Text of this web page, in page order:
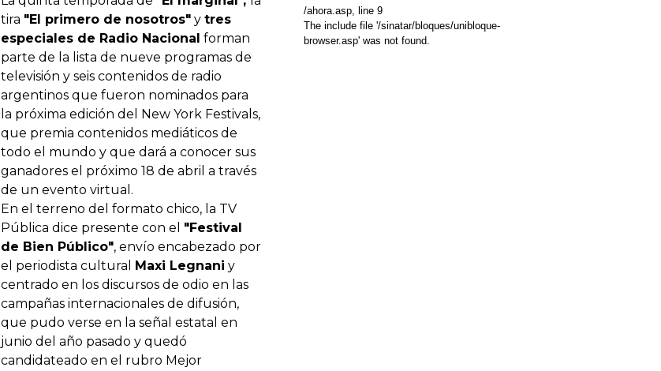
tira "El primero de nosotros"y tres
especiales de Radio Nacional forman
parte de la lista de nueve programas de
televisión y seis contenidos de radio
argentinos que fueron nominados para
la próxima edición del New York Festivals,
que premia contenidos mediáticos de
todo el mundo y que dará a conocer sus
ganadores el próximo 18 de abril a través
de un evento virtual.
En el terreno del formato chico, la TV
Pública dice presente con el "Festival
de Bien Público", envío encabezado por
el periodista cultural
Maxi Legnani y
centrado en los discursos de odio en las
campañas internacionales de difusión,
que pudo verse en la señal estatal en
junio del año pasado y quedó
candidateado en el rubro Mejor
/ahora.asp, line 9
The include file '/sinatar/bloques/unibloque-
browser.asp' was not found.